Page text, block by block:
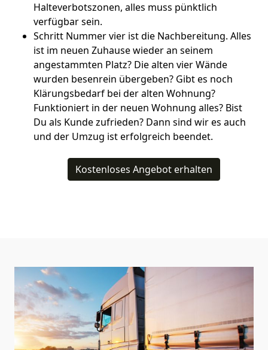
Halteverbotszonen, alles muss pünktlich
verfügbar sein.
Schritt Nummer vier ist die Nachbereitung. Alles
ist im neuen Zuhause wieder an seinem
angestammten Platz? Die alten vier Wände
wurden besenrein übergeben? Gibt es noch
Klärungsbedarf bei der alten Wohnung?
Funktioniert in der neuen Wohnung alles? Bist
Du als Kunde zufrieden? Dann sind wir es auch
und der Umzug ist erfolgreich beendet.
Kostenloses Angebot erhalten